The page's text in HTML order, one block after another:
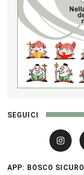
SEGUICI
APP: BOSCO SICURO